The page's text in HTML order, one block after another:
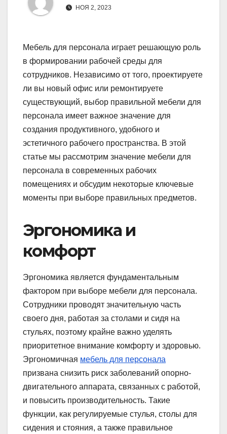
НОЯ 2, 2023
Мебель для персонала играет решающую роль
в формировании рабочей среды для
сотрудников. Независимо от того, проектируете
ли вы новый офис или ремонтируете
существующий, выбор правильной мебели для
персонала имеет важное значение для
создания продуктивного, удобного и
эстетичного рабочего пространства. В этой
статье мы рассмотрим значение мебели для
персонала в современных рабочих
помещениях и обсудим некоторые ключевые
моменты при выборе правильных предметов.
Эргономика и
комфорт
Эргономика является фундаментальным
фактором при выборе мебели для персонала.
Сотрудники проводят значительную часть
своего дня, работая за столами и сидя на
стульях, поэтому крайне важно уделять
приоритетное внимание комфорту и здоровью.
Эргономичная мебель для персонала
призвана снизить риск заболеваний опорно-
двигательного аппарата, связанных с работой,
и повысить производительность. Такие
функции, как регулируемые стулья, столы для
сидения и стояния, а также правильное